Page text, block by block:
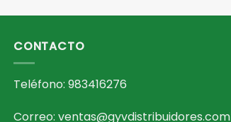
CONTACTO
Teléfono: 983416276
Correo: ventas@gyvdistribuidores.com